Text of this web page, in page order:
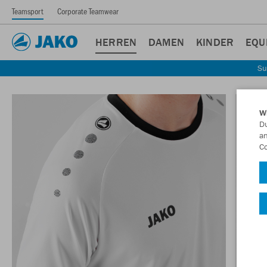
Teamsport Corporate Teamwear
HERREN DAMEN KINDER